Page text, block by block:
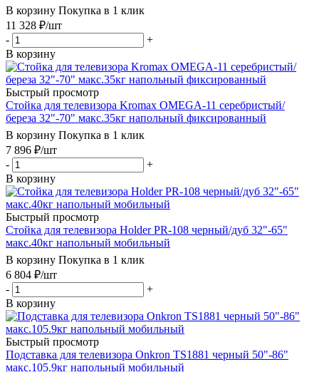
В корзину Покупка в 1 клик
11 328 ₽/шт
-
+
В корзину
Быстрый просмотр
Стойка для телевизора Kromax OMEGA-11 серебристый/
береза 32"-70" макс.35кг напольный фиксированный
В корзину Покупка в 1 клик
7 896 ₽/шт
-
+
В корзину
Быстрый просмотр
Стойка для телевизора Holder PR-108 черный/дуб 32"-65"
макс.40кг напольный мобильный
В корзину Покупка в 1 клик
6 804 ₽/шт
-
+
В корзину
Быстрый просмотр
Подставка для телевизора Onkron TS1881 черный 50"-86"
макс.105.9кг напольный мобильный